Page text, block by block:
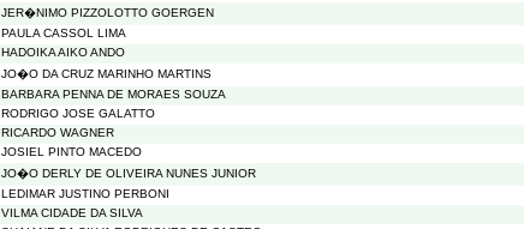
JER�NIMO PIZZOLOTTO GOERGEN
PAULA CASSOL LIMA
HADOIKA AIKO ANDO
JO�O DA CRUZ MARINHO MARTINS
BARBARA PENNA DE MORAES SOUZA
RODRIGO JOSE GALATTO
RICARDO WAGNER
JOSIEL PINTO MACEDO
JO�O DERLY DE OLIVEIRA NUNES JUNIOR
LEDIMAR JUSTINO PERBONI
VILMA CIDADE DA SILVA